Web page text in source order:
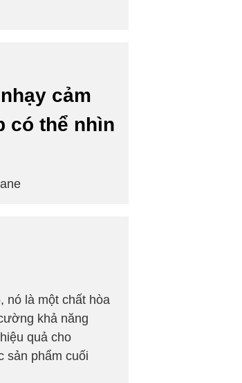
cảm
có thể nhìn
nó là một chất hòa
khả năng
quả cho
sản phẩm cuối